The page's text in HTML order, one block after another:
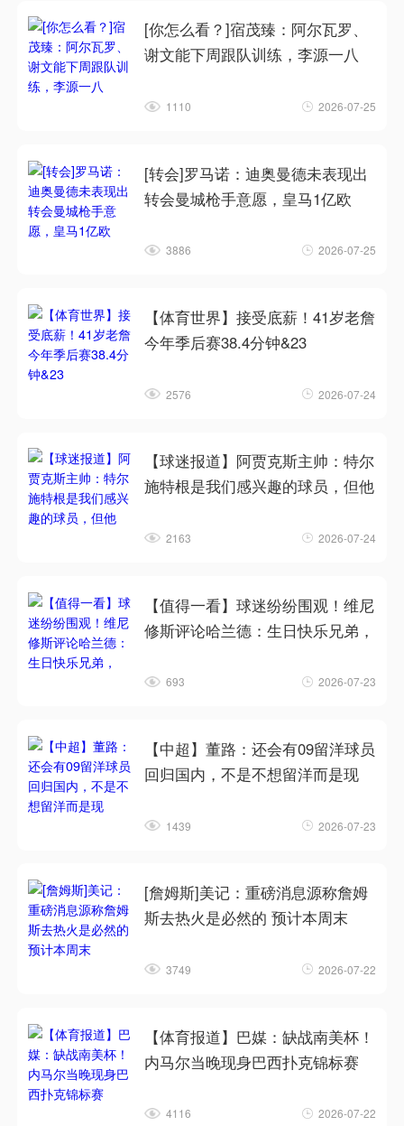
[你怎么看？]宿茂臻：阿尔瓦罗、
谢文能下周跟队训练，李源一八
1110 2026-07-25
[转会]罗马诺：迪奥曼德未表现出
转会曼城枪手意愿，皇马1亿欧
3886 2026-07-25
【体育世界】接受底薪！41岁老詹
今年季后赛38.4分钟&23
2576 2026-07-24
【球迷报道】阿贾克斯主帅：特尔
施特根是我们感兴趣的球员，但他
2163 2026-07-24
【值得一看】球迷纷纷围观！维尼
修斯评论哈兰德：生日快乐兄弟，
693 2026-07-23
【中超】董路：还会有09留洋球员
回归国内，不是不想留洋而是现
1439 2026-07-23
[詹姆斯]美记：重磅消息源称詹姆
斯去热火是必然的 预计本周末
3749 2026-07-22
【体育报道】巴媒：缺战南美杯！
内马尔当晚现身巴西扑克锦标赛
4116 2026-07-22